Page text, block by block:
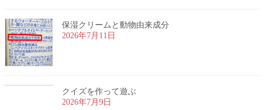
保湿クリームと動物由来成分
2026年7月11日
クイズを作って遊ぶ
2026年7月9日